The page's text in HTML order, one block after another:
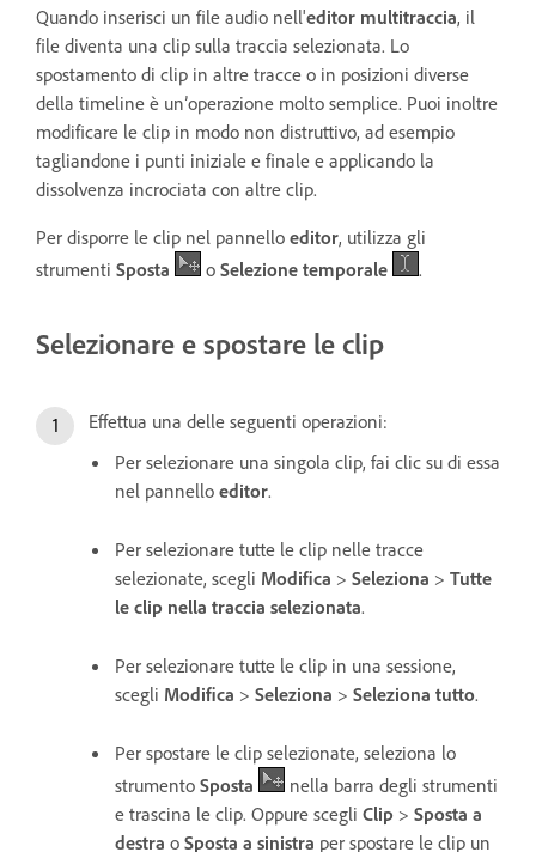
Quando inserisci un file audio nell'editor multitraccia, il
file diventa una clip sulla traccia selezionata. Lo
spostamento di clip in altre tracce o in posizioni diverse
della timeline è un’operazione molto semplice. Puoi inoltre
modificare le clip in modo non distruttivo, ad esempio
tagliandone i punti iniziale e finale e applicando la
dissolvenza incrociata con altre clip.
Per disporre le clip nel pannello editor, utilizza gli
strumenti Sposta o Selezione temporale .
Selezionare e spostare le clip
Effettua una delle seguenti operazioni:
Per selezionare una singola clip, fai clic su di essa
nel pannello editor.
Per selezionare tutte le clip nelle tracce
selezionate, scegli Modifica > Seleziona > Tutte
le clip nella traccia selezionata.
Per selezionare tutte le clip in una sessione,
scegli Modifica > Seleziona > Seleziona tutto.
Per spostare le clip selezionate, seleziona lo
strumento Sposta
nella barra degli strumenti
e trascina le clip. Oppure scegli Clip > Sposta a
destra o Sposta a sinistra per spostare le clip un